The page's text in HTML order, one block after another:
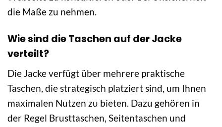
die Maße zu nehmen.
Wie sind die Taschen auf der Jacke
verteilt?
Die Jacke verfügt über mehrere praktische
Taschen, die strategisch platziert sind, um Ihnen
maximalen Nutzen zu bieten. Dazu gehören in
der Regel Brusttaschen, Seitentaschen und